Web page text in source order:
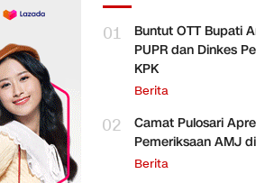
01
Buntut OTT Bupati
PUPR dan Dinkes
KPK
Berita
02
Camat Pulosari
Pemeriksaan AMJ
Berita